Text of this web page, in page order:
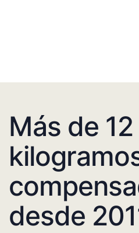
Más de
desde